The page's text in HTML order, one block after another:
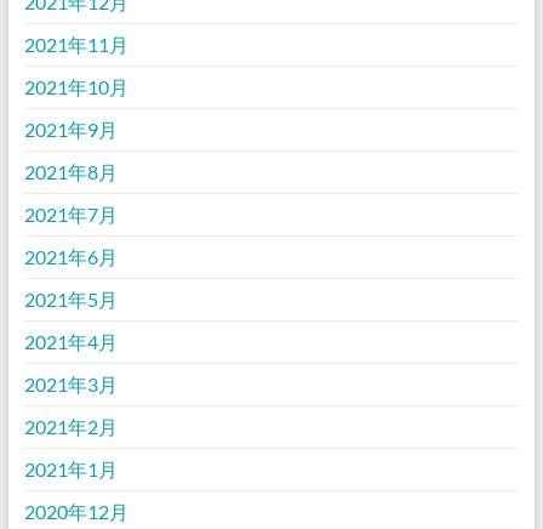
2021年11月
2021年10月
2021年9月
2021年8月
2021年7月
2021年6月
2021年5月
2021年4月
2021年3月
2021年2月
2021年1月
2020年12月